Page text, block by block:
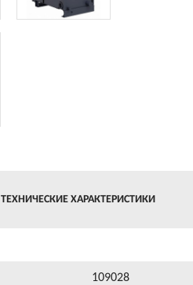
ТЕХНИЧЕСКИЕ ХАРАКТЕРИСТИКИ
109028